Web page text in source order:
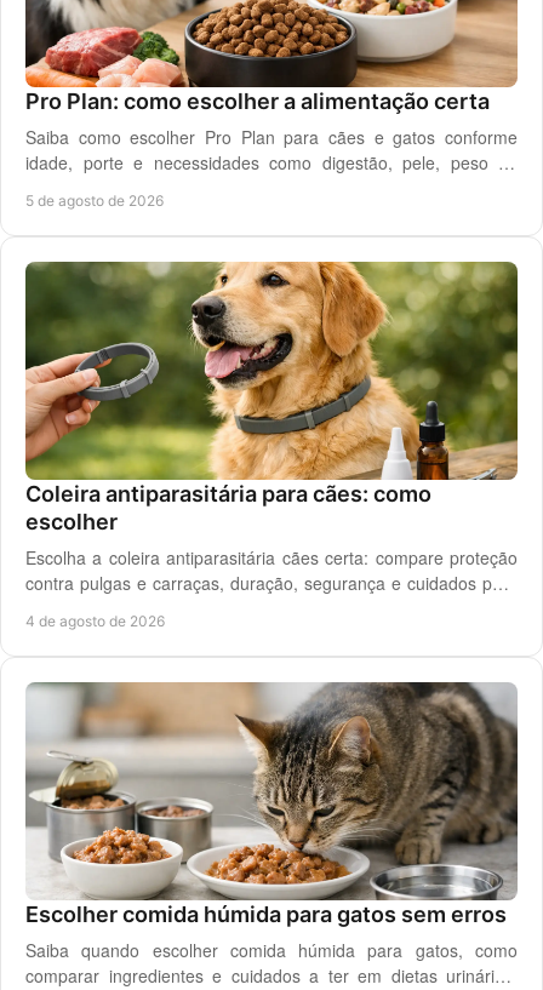
Pro Plan: como escolher a alimentação certa
Saiba como escolher Pro Plan para cães e gatos conforme
idade, porte e necessidades como digestão, pele, peso ou
5 de agosto de 2026
Coleira antiparasitária para cães: como
escolher
Escolha a coleira antiparasitária cães certa: compare proteção
contra pulgas e carraças, duração, segurança e cuidados para
4 de agosto de 2026
Escolher comida húmida para gatos sem erros
Saiba quando escolher comida húmida para gatos, como
comparar ingredientes e cuidados a ter em dietas urinárias,